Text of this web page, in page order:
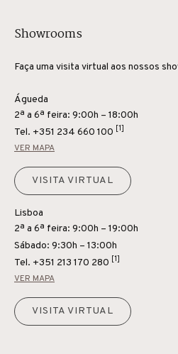
Showrooms
Faça uma visita virtual aos nossos
Águeda
2ª a 6ª feira: 9:00h – 18:00h
Tel. +351 234 660 100 [1]
VER MAPA
VISITA VIRTUAL
Lisboa
2ª a 6ª feira: 9:00h – 19:00h
Sábado: 9:30h – 13:00h
Tel. +351 213 170 280 [1]
VER MAPA
VISITA VIRTUAL